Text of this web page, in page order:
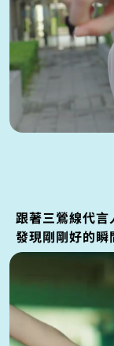
跟著三鶯線代
發現剛剛好的